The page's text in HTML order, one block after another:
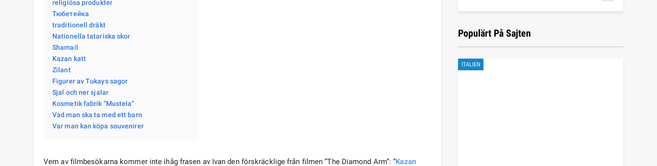
religiösa produkter
Тюбетейка
traditionell dräkt
Nationella tatariska skor
Shamail
Kazan katt
Zilant
Figurer av Tukays sagor
Sjal och ner sjalar
Kosmetik fabrik ”Mustela”
Vad man ska ta med ett barn
Var man kan köpa souvenirer
Vem av filmbesökarna kommer inte ihåg frasen av Ivan den förskräcklige från filmen ”The Diamond Arm”: ”Kazan
Populärt På Sajten
ITALIEN